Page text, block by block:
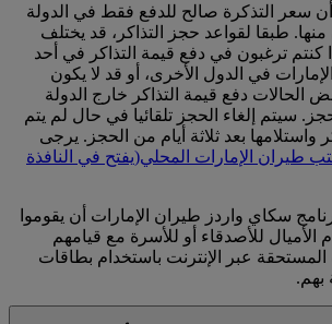
سعر التذكرة صالح للدفع فقط في الدولة
طبقا لقواعد حجز التذاكر، قد يختلف
كنتم ترغبون في دفع قيمة التذاكر في أحد
في الدول الأخرى، أو قد لا يكون
الحالات دفع قيمة التذاكر خارج الدولة
سيتم إلغاء الحجز تلقائيا في حال لم يتم
واستلامها بعد ثلاثة أيام من الحجز. يرجى
طيران الإمارات المحلي(يفتح في النافذة
سكاي واردز طيران الإمارات أن يقوموا
الأميال للأصدقاء أو للأسرة مع قيامهم
عبر الإنترنت باستخدام بطاقات
بهم.